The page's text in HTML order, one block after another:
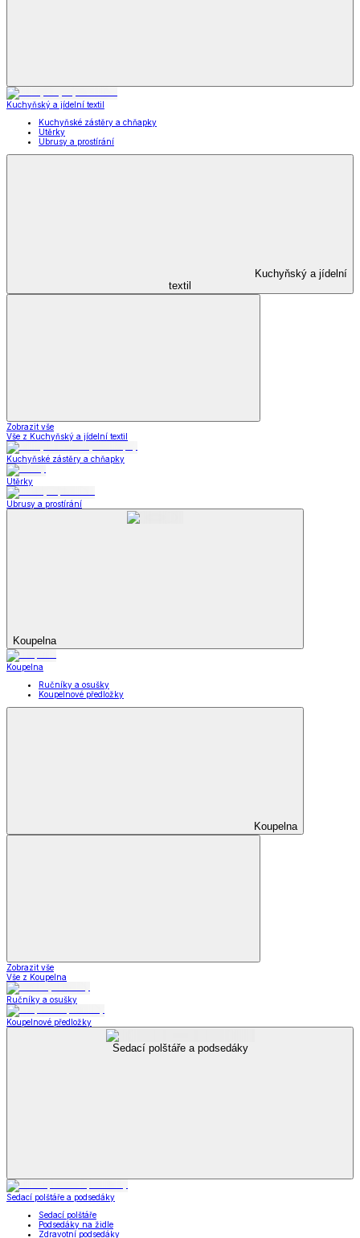
Kuchyňský a jídelní textil
Kuchyňské zástěry a chňapky
Utěrky
Ubrusy a prostírání
Kuchyňský a jídelní
textil
Zobrazit vše
Vše z Kuchyňský a jídelní textil
Kuchyňské zástěry a chňapky
Utěrky
Ubrusy a prostírání
Koupelna
Koupelna
Ručníky a osušky
Koupelnové předložky
Koupelna
Zobrazit vše
Vše z Koupelna
Ručníky a osušky
Koupelnové předložky
Sedací polštáře a podsedáky
Sedací polštáře a podsedáky
Sedací polštáře
Podsedáky na židle
Zdravotní podsedáky